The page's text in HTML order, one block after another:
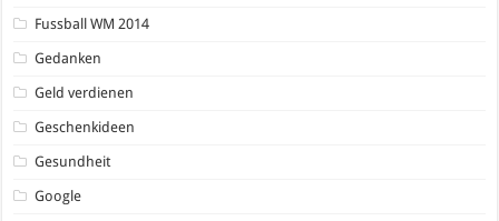
Fussball WM 2014
Gedanken
Geld verdienen
Geschenkideen
Gesundheit
Google